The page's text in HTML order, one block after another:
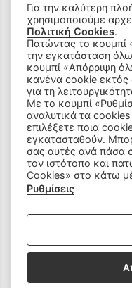
Για την καλύτερη
χρησιμοποιούμε
Πολιτική Cookies.
Πατώντας το κουμπί «Αποδοχή όλων» αποδέχεστε
την εγκατάσταση
κουμπί «Απόρριψη
κανένα cookie
για τη
Με το κουμπί
αναλυτικά τα
επιλέξετε ποια
εγκατασταθούν.
σας αυτές ανά πάσα
τον ιστότοπο και
Cookies» στο κάτω
Ρυθμίσεις